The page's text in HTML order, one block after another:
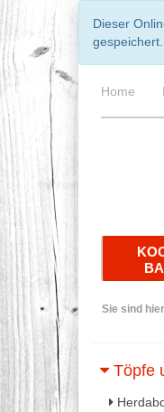
Dieser
Home
Sie sind
Töpfe